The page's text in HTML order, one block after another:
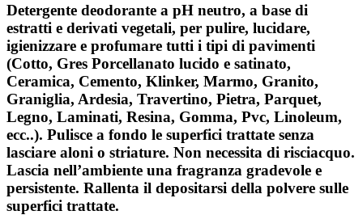
Detergente deodorante a pH neutro, a base di
estratti e derivati vegetali, per pulire, lucidare,
igienizzare e profumare tutti i tipi di pavimenti
(Cotto, Gres Porcellanato lucido e satinato,
Ceramica, Cemento, Klinker, Marmo, Granito,
Graniglia, Ardesia, Travertino, Pietra, Parquet,
Legno, Laminati, Resina, Gomma, Pvc, Linoleum,
ecc..). Pulisce a fondo le superfici trattate senza
lasciare aloni o striature. Non necessita di risciacquo.
Lascia nell’ambiente una fragranza gradevole e
persistente. Rallenta il depositarsi della polvere sulle
superfici trattate.